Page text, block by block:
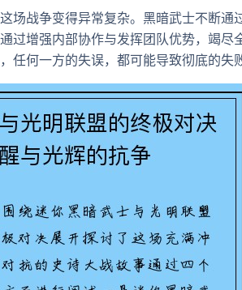
场战争变得异常复杂。黑暗武士不断通
过增强内部协作与发挥团队优势，竭尽
任何一方的失误，都可能导致彻底的失